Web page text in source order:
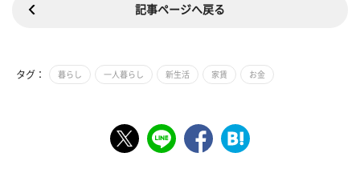
記事ページへ戻る
タグ： 暮らし 一人暮らし 新生活 家賃 お金